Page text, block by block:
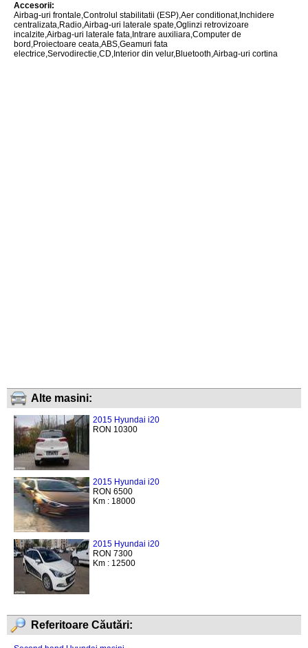
Accesorii:
Airbag-uri frontale,Controlul stabilitatii (ESP),Aer conditionat,Inchidere
centralizata,Radio,Airbag-uri laterale spate,Oglinzi retrovizoare
incalzite,Airbag-uri laterale fata,Intrare auxiliara,Computer de
bord,Proiectoare ceata,ABS,Geamuri fata
electrice,Servodirectie,CD,Interior din velur,Bluetooth,Airbag-uri cortina
Alte masini:
2015 Hyundai i20
RON 10300
2015 Hyundai i20
RON 6500
Km : 18000
2015 Hyundai i20
RON 7300
Km : 12500
Referitoare Căutări: